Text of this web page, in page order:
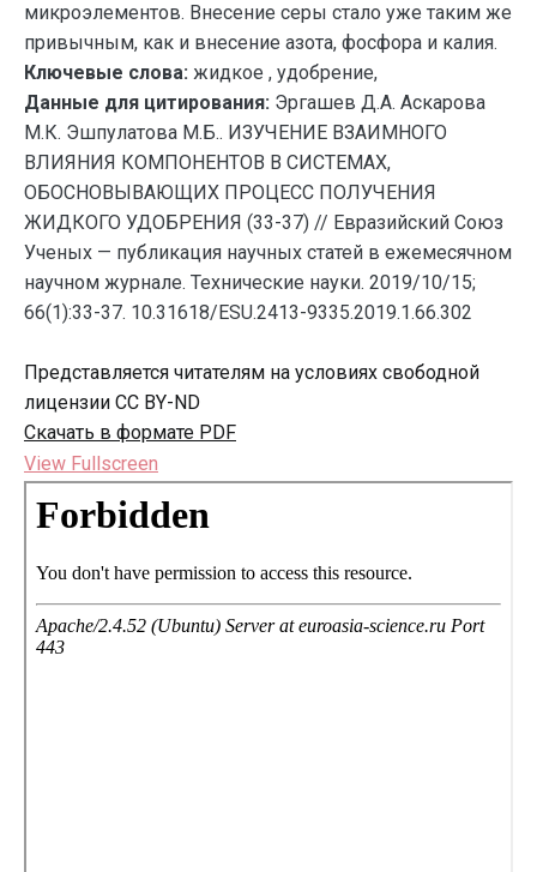
микроэлементов. Внесение серы стало уже таким же
привычным, как и внесение азота, фосфора и калия.
Ключевые слова: жидкое , удобрение,
Данные для цитирования: Эргашев Д.А. Аскарова
М.К. Эшпулатова М.Б.. ИЗУЧЕНИЕ ВЗАИМНОГО
ВЛИЯНИЯ КОМПОНЕНТОВ В СИСТЕМАХ,
ОБОСНОВЫВАЮЩИХ ПРОЦЕСС ПОЛУЧЕНИЯ
ЖИДКОГО УДОБРЕНИЯ (33-37) // Евразийский Союз
Ученых — публикация научных статей в ежемесячном
научном журнале. Технические науки. 2019/10/15;
66(1):33-37. 10.31618/ESU.2413-9335.2019.1.66.302
Представляется читателям на условиях свободной
лицензии CC BY-ND
Скачать в формате PDF
View Fullscreen
Перейти
содержимому